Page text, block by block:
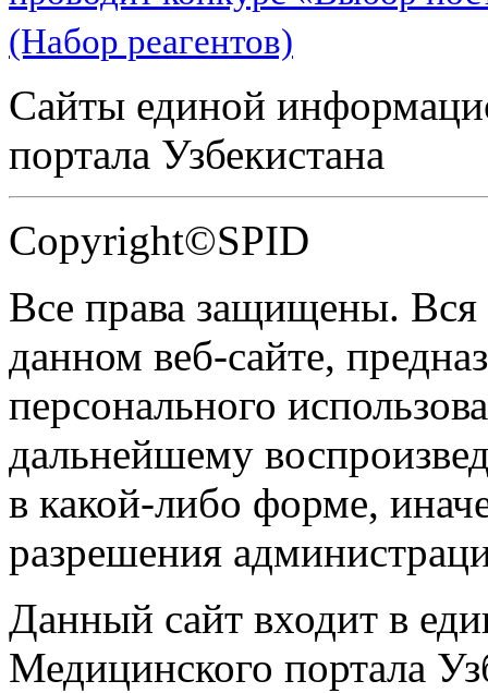
(Набор реагентов)
Сайты единой
портала Узбекистана
Copyright©SPID
Все права защищены.
данном веб-сайте,
персонального
дальнейшему
в какой-либо форме,
разрешения
Данный сайт входит в
Медицинского портала